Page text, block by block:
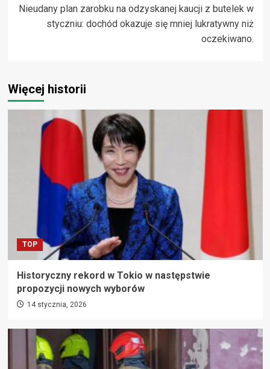
Nieudany plan zarobku na odzyskanej kaucji z butelek w
styczniu: dochód okazuje się mniej lukratywny niż
oczekiwano.
Więcej historii
TOP
Historyczny rekord w Tokio w następstwie
propozycji nowych wyborów
14 stycznia, 2026